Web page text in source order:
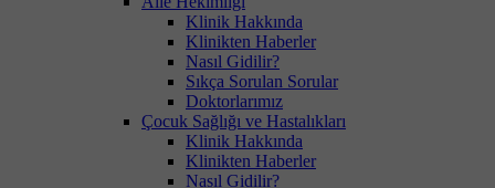
Klinik Hakkında
Klinikten Haberler
Nasıl Gidilir?
Sıkça Sorulan Sorular
Doktorlarımız
Çocuk Sağlığı ve Hastalıkları
Klinik Hakkında
Klinikten Haberler
Nasıl Gidilir?